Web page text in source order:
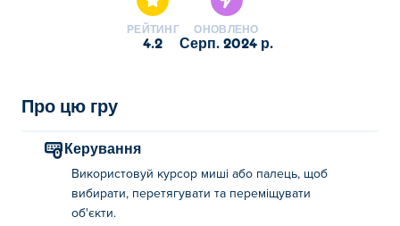
РЕЙТИНГ
4.2
ОНОВЛЕНО
серп. 2024 р.
Про цю гру
Керування
Використовуй курсор миші або палець, щоб
вибирати, перетягувати та переміщувати
об'єкти.